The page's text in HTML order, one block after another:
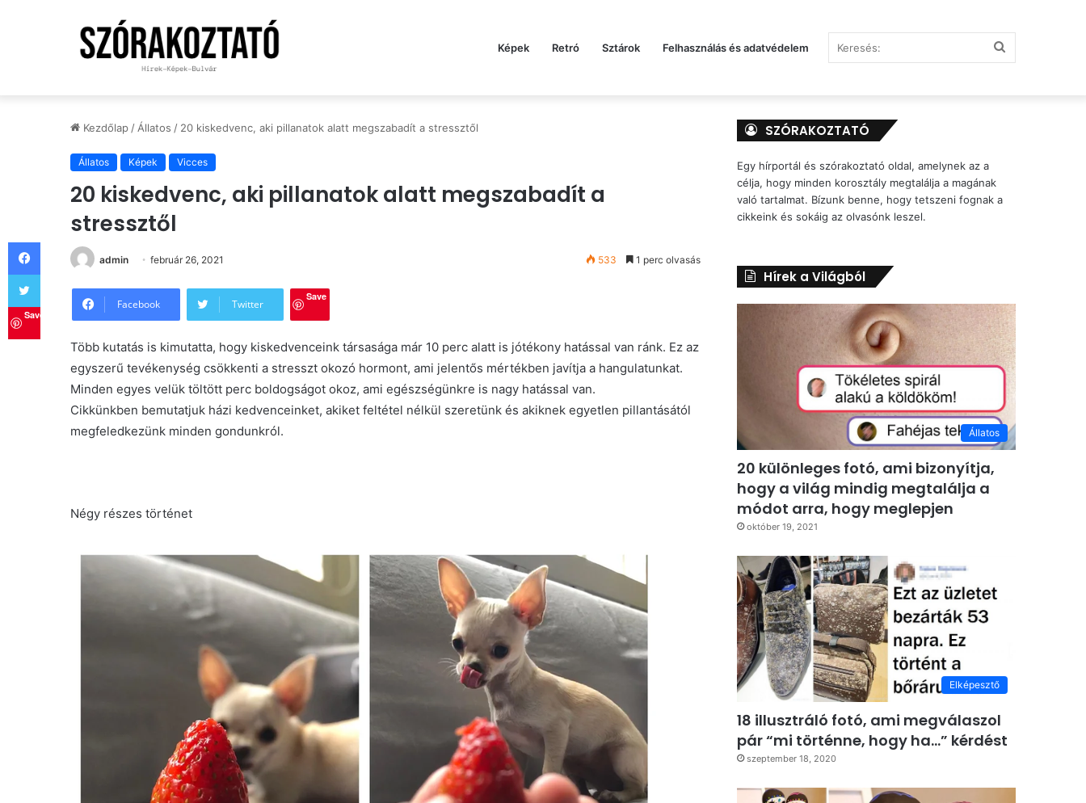
Képek Retró Sztárok Felhasználás és adatvédelem
Kezdőlap / Állatos / 20 kiskedvenc, aki pillanatok alatt megszabadít a stressztől
Állatos Képek Vicces
20 kiskedvenc, aki pillanatok alatt megszabadít a
stressztől
admin február 26, 2021 533 1 perc olvasás
Facebook Twitter
Save
Több kutatás is kimutatta, hogy kiskedvenceink társasága már 10 perc alatt is jótékony hatással van ránk. Ez az
egyszerű tevékenység csökkenti a stresszt okozó hormont, ami jelentős mértékben javítja a hangulatunkat.
Minden egyes velük töltött perc boldogságot okoz, ami egészségünkre is nagy hatással van.
Cikkünkben bemutatjuk házi kedvenceinket, akiket feltétel nélkül szeretünk és akiknek egyetlen pillantásától
megfeledkezünk minden gondunkról.
Négy részes történet
SZÓRAKOZTATÓ
Egy hírportál és szórakoztató oldal, amelynek az a
célja, hogy minden korosztály megtalálja a magának
való tartalmat. Bízunk benne, hogy tetszeni fognak a
cikkeink és sokáig az olvasónk leszel.
Hírek a Világból
Állatos
20 különleges fotó, ami bizonyítja,
hogy a világ mindig megtalálja a
módot arra, hogy meglepjen
október 19, 2021
Elképesztő
18 illusztráló fotó, ami megválaszol
pár “mi történne, hogy ha…” kérdést
szeptember 18, 2020
Facebook
Twitter
Save